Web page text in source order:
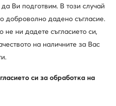
Ви подготвим. В този случай
доброволно дадено съгласие.
ни дадете съгласието си,
на наличните за Вас
си за обработка на